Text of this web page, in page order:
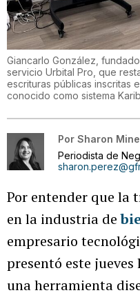
Giancarlo González,
servicio Urbital Pro, que
escrituras públicas inscritas
conocido como sistema
Por Sharon
Periodista de
Por entender que la
en la industria de
empresario
presentó este
una herramienta